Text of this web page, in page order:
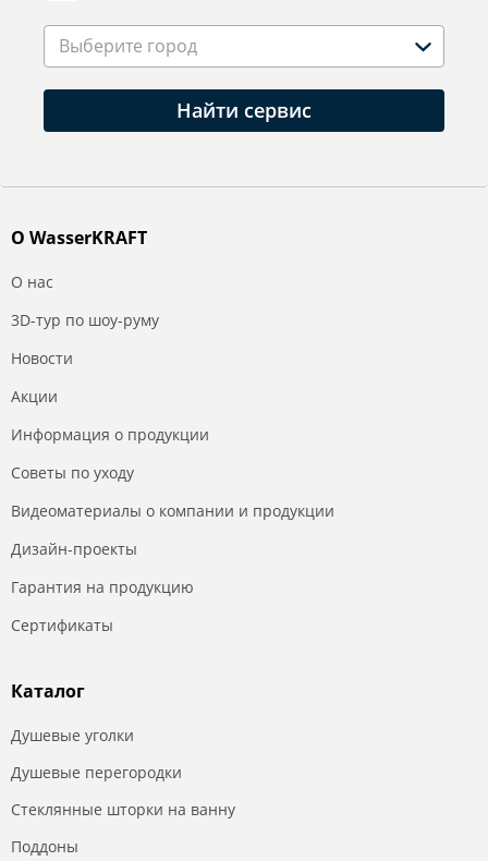
Выберите город
Найти сервис
О WasserKRAFT
О нас
3D-тур по шоу-руму
Новости
Акции
Информация о продукции
Советы по уходу
Видеоматериалы о компании и продукции
Дизайн-проекты
Гарантия на продукцию
Сертификаты
Каталог
Душевые уголки
Душевые перегородки
Стеклянные шторки на ванну
Поддоны